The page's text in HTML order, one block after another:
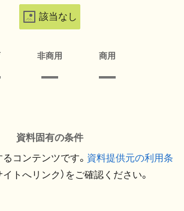
該当なし
非商用 商用
資料固有の条件
コンテンツです。 資料提供元の利用条
イトへリンク）をご確認ください。